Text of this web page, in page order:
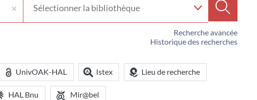
Recherche avancée
Historique des recherches
votre
UnivOAK-HAL Istex Lieu de recherche
HAL Bnu Mir@bel